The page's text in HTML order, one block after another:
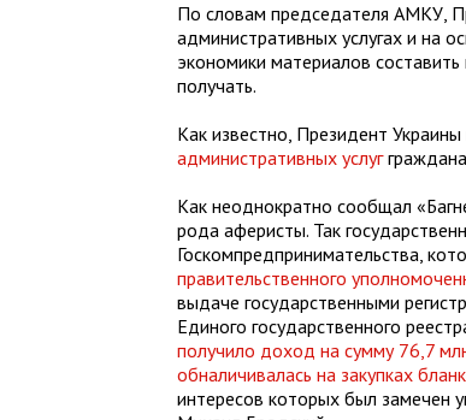
По словам председателя АМКУ,
административных услугах и на
экономики материалов
получать.
Как известно, Президент Украины
административных услуг
Как неоднократно сообщал
рода аферисты. Так
Госкомпредпринимательства,
правительственного
выдаче государственными
Единого государственного
получило доход на сумму 76,7
обналичивалась на закупках
интересов которых был замечен